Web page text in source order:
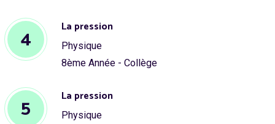
4 La pression
Physique
8ème Année - Collège
5 La pression
Physique